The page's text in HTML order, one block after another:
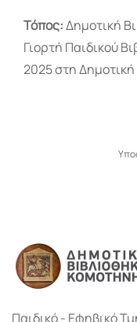
Τόπος:Δημοτική
Γιορτή Παιδικού
2025 στη
Παιδικό - Εφηβικό